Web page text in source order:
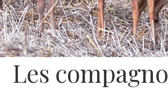
Les